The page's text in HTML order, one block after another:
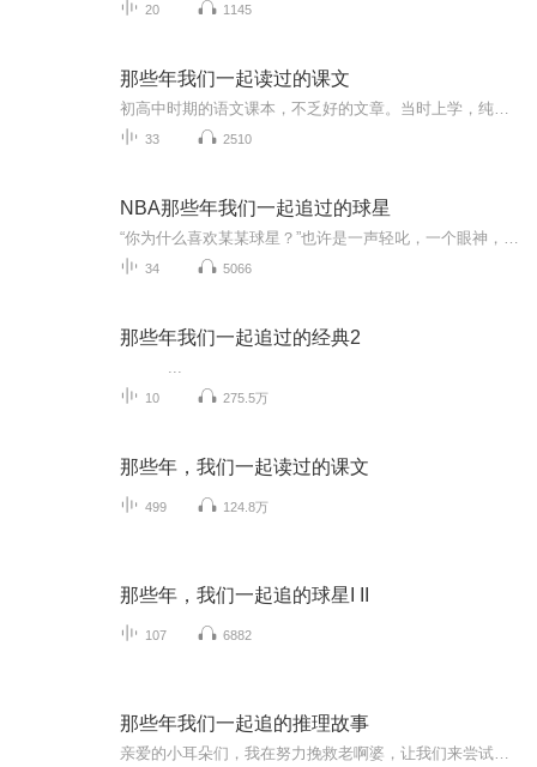
20 1145
那些年我们一起读过的课文
33 2510
NBA那些年我们一起追过的球星
34 5066
那些年我们一起追过的经典2
10 275.5万
那些年，我们一起读过的课文
499 124.8万
那些年，我们一起追的球星I II
107 6882
那些年我们一起追的推理故事